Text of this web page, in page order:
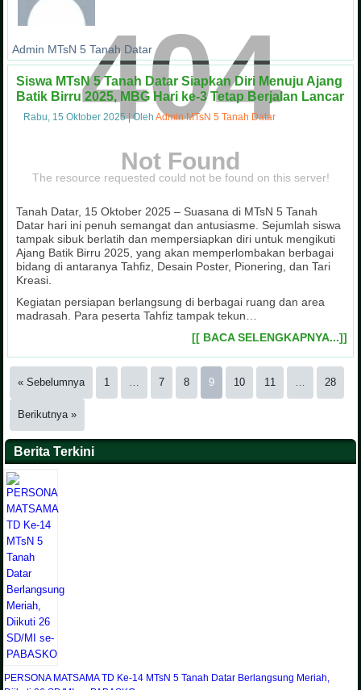
Admin MTsN 5 Tanah Datar
Siswa MTsN 5 Tanah Datar Siapkan Diri Menuju Ajang
Batik Birru 2025, MBG Hari ke-3 Tetap Berjalan Lancar
Rabu, 15 Oktober 2025|Oleh Admin MTsN 5 Tanah Datar
Tanah Datar, 15 Oktober 2025 – Suasana di MTsN 5 Tanah
Datar hari ini penuh semangat dan antusiasme. Sejumlah siswa
tampak sibuk berlatih dan mempersiapkan diri untuk mengikuti
Ajang Batik Birru 2025, yang akan memperlombakan berbagai
bidang di antaranya Tahfiz, Desain Poster, Pionering, dan Tari
Kreasi.
Kegiatan persiapan berlangsung di berbagai ruang dan area
madrasah. Para peserta Tahfiz tampak tekun…
[[ BACA SELENGKAPNYA...]]
« Sebelumnya 1 7 8 9 10 11 28
Berikutnya »
Berita Terkini
PERSONA MATSAMA TD Ke-14 MTsN 5 Tanah Datar Berlangsung Meriah,
404
Not Found
The resource requested could not be found on this server!